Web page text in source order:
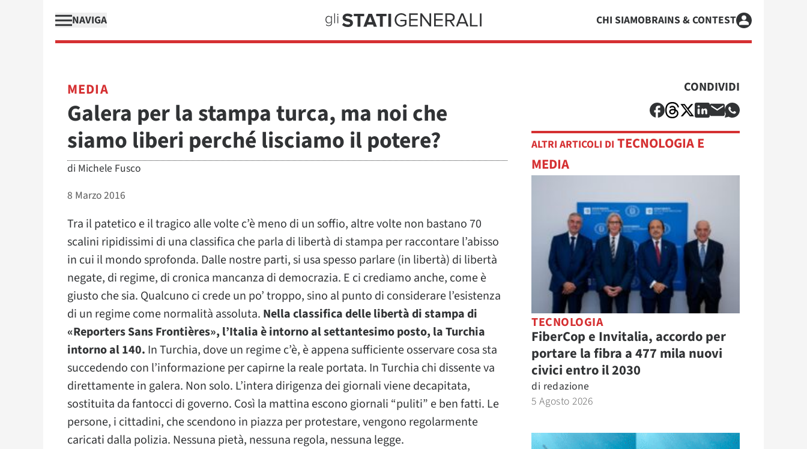
NAVIGA CHI SIAMOBRAINS & CONTEST
MEDIA
Galera per la stampa turca, ma noi che
siamo liberi perché lisciamo il potere?
di Michele Fusco
8 Marzo 2016
Tra il patetico e il tragico alle volte c’è meno di un soffio, altre volte non bastano 70
scalini ripidissimi di una classifica che parla di libertà di stampa per raccontare l’abisso
in cui il mondo sprofonda. Dalle nostre parti, si usa spesso parlare (in libertà) di libertà
negate, di regime, di cronica mancanza di democrazia. E ci crediamo anche, come è
giusto che sia. Qualcuno ci crede un po’ troppo, sino al punto di considerare l’esistenza
di un regime come normalità assoluta. Nella classifica delle libertà di stampa di
«Reporters Sans Frontières», l’Italia è intorno al settantesimo posto, la Turchia
intorno al 140. In Turchia, dove un regime c’è, è appena sufficiente osservare cosa sta
succedendo con l’informazione per capirne la reale portata. In Turchia chi dissente va
direttamente in galera. Non solo. L’intera dirigenza dei giornali viene decapitata,
sostituita da fantocci di governo. Così la mattina escono giornali “puliti” e ben fatti. Le
persone, i cittadini, che scendono in piazza per protestare, vengono regolarmente
caricati dalla polizia. Nessuna pietà, nessuna regola, nessuna legge.
CONDIVIDI
ALTRI ARTICOLI DI TECNOLOGIA E
MEDIA
TECNOLOGIA
FiberCop e Invitalia, accordo per
portare la fibra a 477 mila nuovi
civici entro il 2030
di redazione
5 Agosto 2026